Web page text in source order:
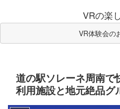
VRの楽
VR体験会の
道の駅ソレーネ周南で
利用施設と地元絶品グ